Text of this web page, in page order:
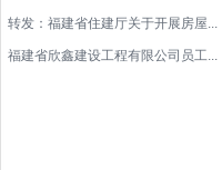
转发：福建省住建厅关于开展房屋...
福建省欣鑫建设工程有限公司员工...